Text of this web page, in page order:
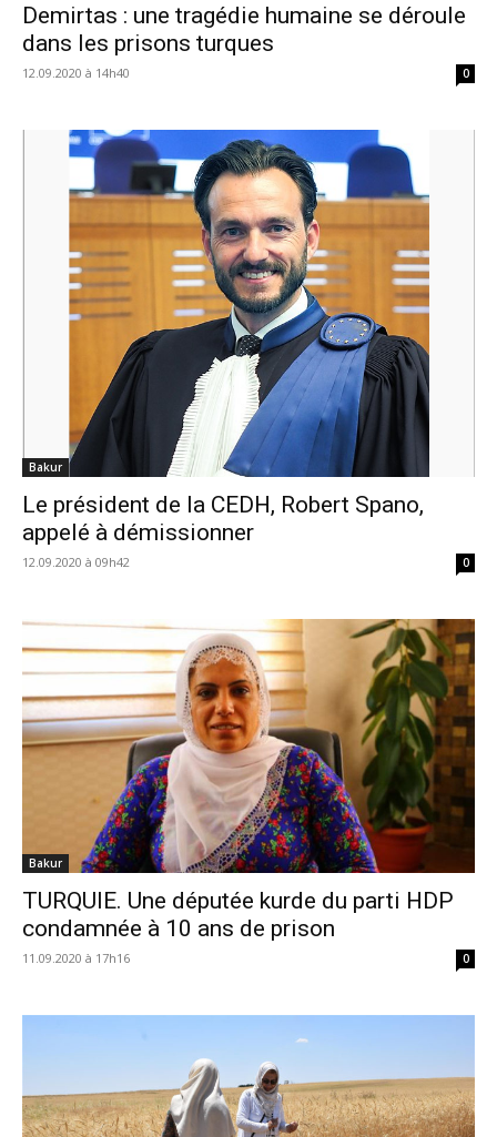
Demirtas : une tragédie humaine se déroule
dans les prisons turques
12.09.2020 à 14h40 0
Bakur
Le président de la CEDH, Robert Spano,
appelé à démissionner
12.09.2020 à 09h42 0
Bakur
TURQUIE. Une députée kurde du parti HDP
condamnée à 10 ans de prison
11.09.2020 à 17h16 0